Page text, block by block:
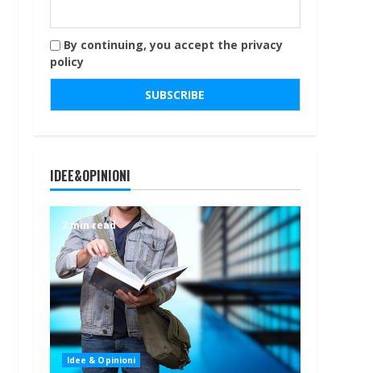
By continuing, you accept the privacy
policy
IDEE&OPINIONI
2 min read
Idee & Opinioni